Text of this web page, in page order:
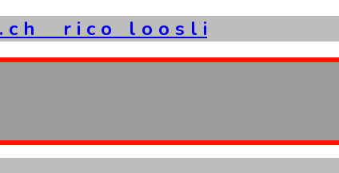
. c h r i c o l o o s l i